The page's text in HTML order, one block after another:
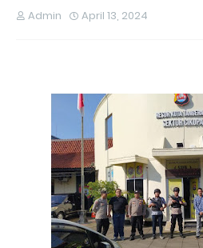
Admin April 13, 2024